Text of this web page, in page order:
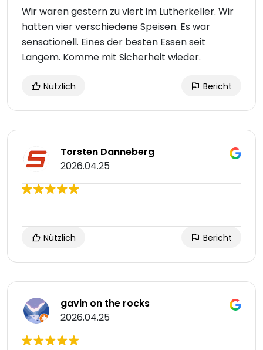
Wir waren gestern zu viert im Lutherkeller. Wir
hatten vier verschiedene Speisen. Es war
sensationell. Eines der besten Essen seit
Langem. Komme mit Sicherheit wieder.
Nützlich Bericht
Torsten Danneberg
2026.04.25
Nützlich Bericht
gavin on the rocks
2026.04.25